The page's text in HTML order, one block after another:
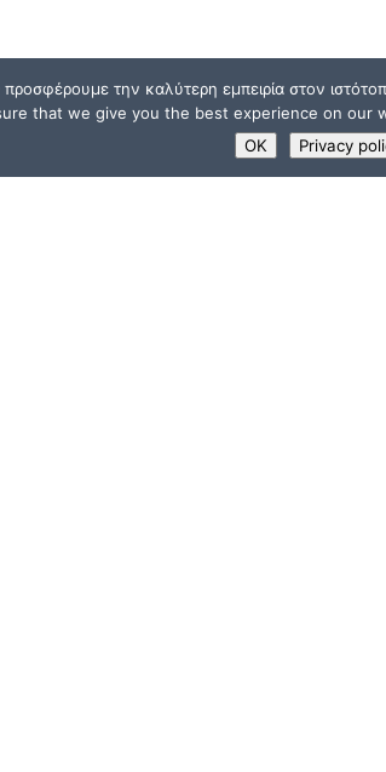
την καλύτερη εμπειρία στον
that we give you the best experience on
OK
Privacy